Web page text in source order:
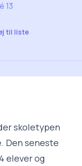
til liste
13
skoletypen
Den seneste
elever og